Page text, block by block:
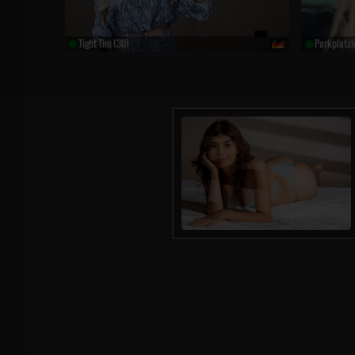
Kleiner Hinweis: Ich poliere gerade mein Englisch. Verzeih
Besuch mich in meinem privaten Raum, wo die wahre Fun
Tight-Tini (30)